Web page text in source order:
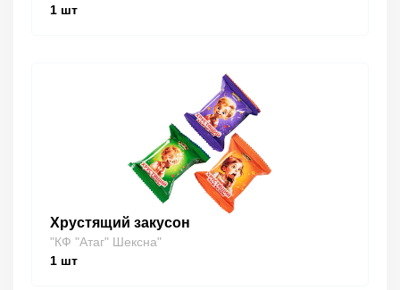
1 шт
Хрустящий закусон
"КФ "Атаг" Шексна"
1 шт